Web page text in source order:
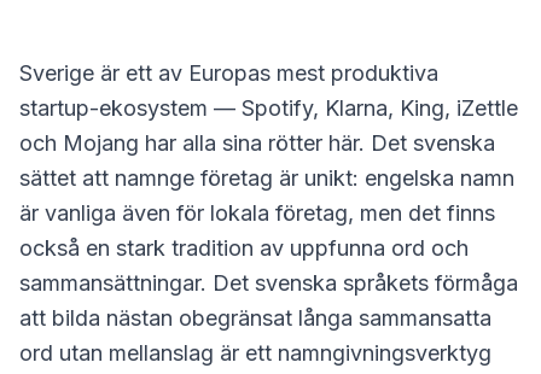
Sverige är ett av Europas mest produktiva
startup-ekosystem — Spotify, Klarna, King, iZettle
och Mojang har alla sina rötter här. Det svenska
sättet att namnge företag är unikt: engelska namn
är vanliga även för lokala företag, men det finns
också en stark tradition av uppfunna ord och
sammansättningar. Det svenska språkets förmåga
att bilda nästan obegränsat långa sammansatta
ord utan mellanslag är ett namngivningsverktyg